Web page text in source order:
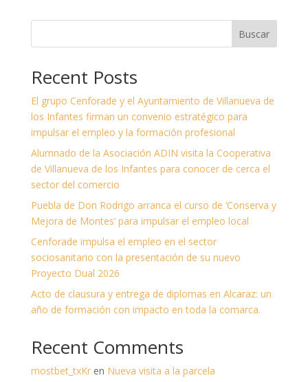
Buscar
Recent Posts
El grupo Cenforade y el Ayuntamiento de Villanueva de
los Infantes firman un convenio estratégico para
impulsar el empleo y la formación profesional
Alumnado de la Asociación ADIN visita la Cooperativa
de Villanueva de los Infantes para conocer de cerca el
sector del comercio
Puebla de Don Rodrigo arranca el curso de ‘Conserva y
Mejora de Montes’ para impulsar el empleo local
Cenforade impulsa el empleo en el sector
sociosanitario con la presentación de su nuevo
Proyecto Dual 2026
Acto de clausura y entrega de diplomas en Alcaraz: un
año de formación con impacto en toda la comarca.
Recent Comments
mostbet_txKren Nueva visita a la parcela